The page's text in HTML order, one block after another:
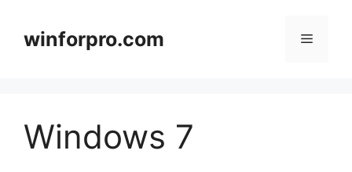
springenwinforpro.com Menü
Windows 7